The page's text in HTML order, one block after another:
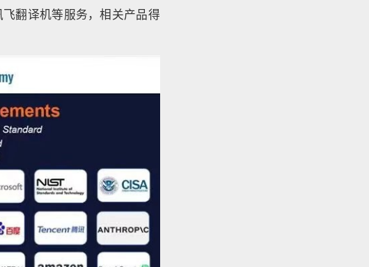
翻译机等服务，相关产品得